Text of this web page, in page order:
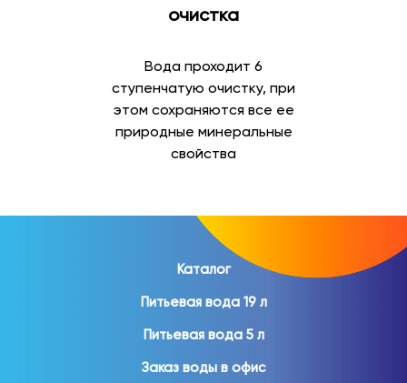
природных минеральных веществ и востребована как
для повседневного употребления, так и для
организации питания дома и на работе.
В ассортименте представлены:
негазированная минеральная вода;
вода в стеклянной бутылке;
Минеральная вода помогает разнообразить
ежедневный рацион и пользуется популярностью
среди покупателей различных возрастов.
очистка
Вода проходит 6
ступенчатую очистку, при
этом сохраняются все ее
природные минеральные
свойства
Каталог
Питьевая вода 19 л
Питьевая вода 5 л
Заказ воды в офис